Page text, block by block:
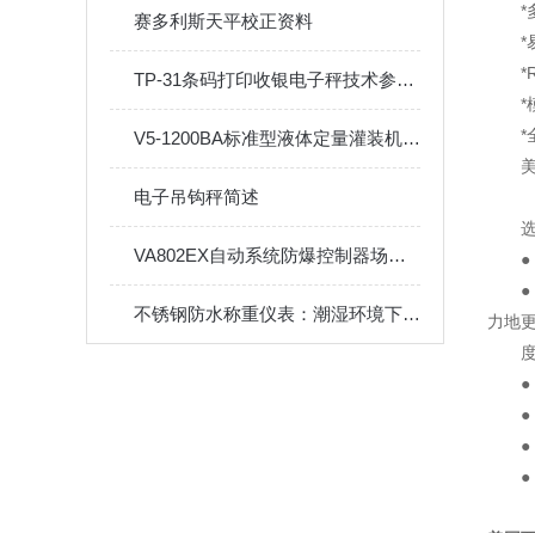
赛多利斯天平校正资料
TP-31条码打印收银电子秤技术参数概况
V5-1200BA标准型液体定量灌装机工作流程方案
电子吊钩秤简述
VA802EX自动系统防爆控制器场合应用选择
不锈钢防水称重仪表：潮湿环境下的精准视界
*
*
*
*
●
●
力地
●
●
●
●